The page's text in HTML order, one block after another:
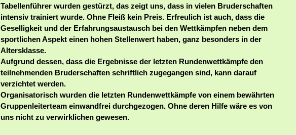
Tabellenführer wurden gestürzt, das zeigt uns, dass in vielen Bruderschaften
intensiv trainiert wurde. Ohne Fleiß kein Preis. Erfreulich ist auch, dass die
Geselligkeit und der Erfahrungsaustausch bei den Wettkämpfen neben dem
sportlichen Aspekt einen hohen Stellenwert haben, ganz besonders in der
Altersklasse.
Aufgrund dessen, dass die Ergebnisse der letzten Rundenwettkämpfe den
teilnehmenden Bruderschaften schriftlich zugegangen sind, kann darauf
verzichtet werden.
Organisatorisch wurden die letzten Rundenwettkämpfe von einem bewährten
Gruppenleiterteam einwandfrei durchgezogen. Ohne deren Hilfe wäre es von
uns nicht zu verwirklichen gewesen.